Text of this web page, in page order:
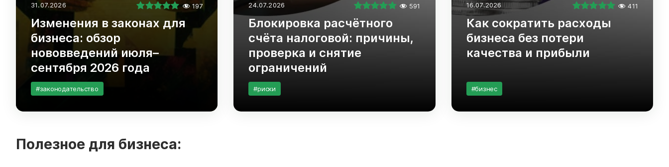
31.07.2026 197
Изменения в законах для
бизнеса: обзор
нововведений июля–
сентября 2026 года
#законодательство
24.07.2026 591
Блокировка расчётного
счёта налоговой: причины,
проверка и снятие
ограничений
#риски
16.07.2026 411
Как сократить расходы
бизнеса без потери
качества и прибыли
#бизнес
Полезное для бизнеса: